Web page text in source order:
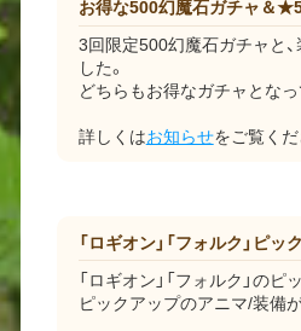
お得な500幻魔石ガチャ＆
3回限定500幻魔石ガチャと
した。
どちらもお得なガチャとなっ
詳しくはお知らせをご覧くだ
「ロギオン」「フォルク」ピッ
「ロギオン」「フォルク」の
ピックアップのアニマ/装備